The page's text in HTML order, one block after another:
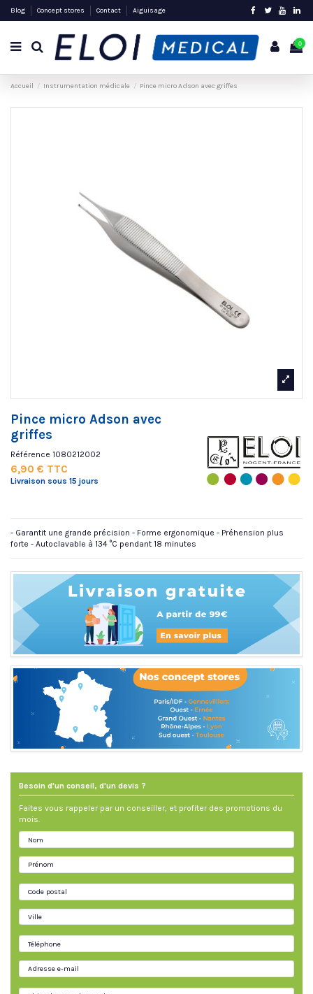
Blog Concept stores Contact Aiguisage
0
Accueil Instrumentation médicale Pince micro Adson avec griffes
Pince micro Adson avec
griffes
Référence 1080212002
6,90 € TTC
Livraison sous 15 jours
- Garantit une grande précision - Forme ergonomique - Préhension plus
forte - Autoclavable à 134 °C pendant 18 minutes
Besoin d'un conseil, d'un devis ?
Faites vous rappeler par un conseiller, et profiter des promotions du
mois.